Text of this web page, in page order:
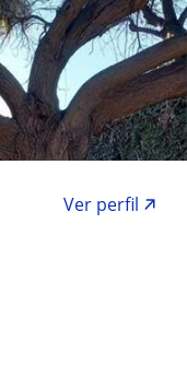
Ver perfil